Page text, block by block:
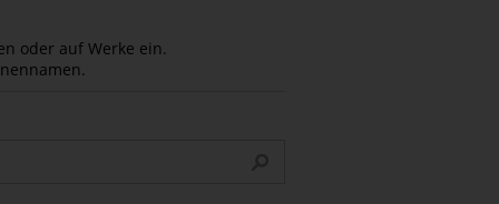
oder auf Werke ein.